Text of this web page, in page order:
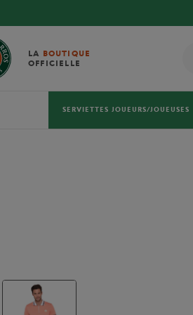
LA BOUTIQUE
OFFICIELLE
SERVIETTES JOUEURS/JOUEUSES